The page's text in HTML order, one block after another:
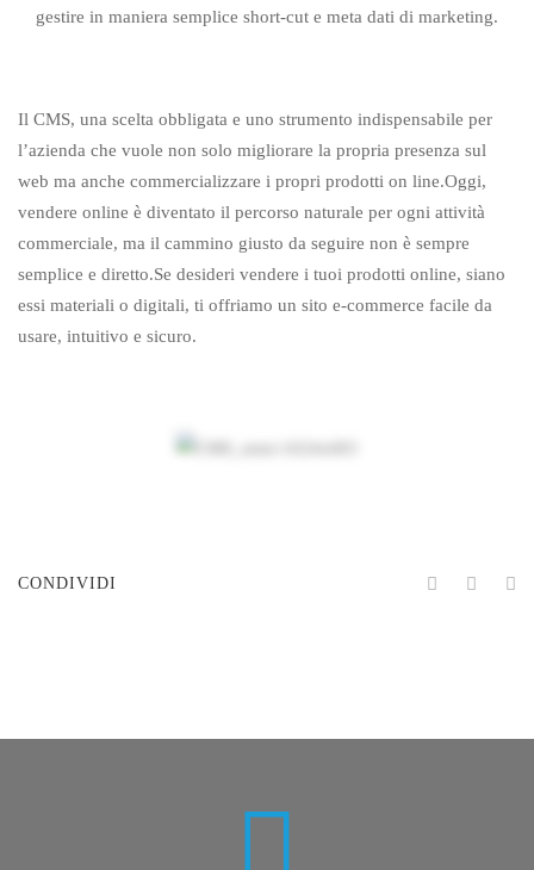
gestire in maniera semplice short-cut e meta dati di marketing.
Il CMS, una scelta obbligata e uno strumento indispensabile per
l’azienda che vuole non solo migliorare la propria presenza sul
web ma anche commercializzare i propri prodotti on line.Oggi,
vendere online è diventato il percorso naturale per ogni attività
commerciale, ma il cammino giusto da seguire non è sempre
semplice e diretto.Se desideri vendere i tuoi prodotti online, siano
essi materiali o digitali, ti offriamo un sito e-commerce facile da
usare, intuitivo e sicuro.
CONDIVIDI